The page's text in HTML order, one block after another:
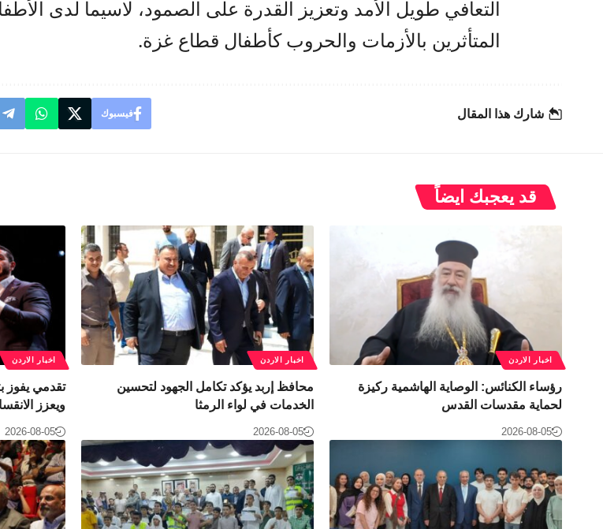
التعافي طويل الأمد وتعزيز القدرة على الصمود، لاسيما لدى
المتأثرين بالأزمات والحروب كأطفال قطاع غزة.
شارك هذا المقال فيسبوك
قد يعجبك ايضاً
اخبار الاردن
رؤساء الكنائس: الوصاية الهاشمية ركيزة
لحماية مقدسات القدس
2026-08-05
اخبار الاردن
محافظ إربد يؤكد تكامل الجهود لتحسين
الخدمات في لواء الرمثا
2026-08-05
اخبار الاردن
تقدمي يفوز
ويعزز
2026-08-05